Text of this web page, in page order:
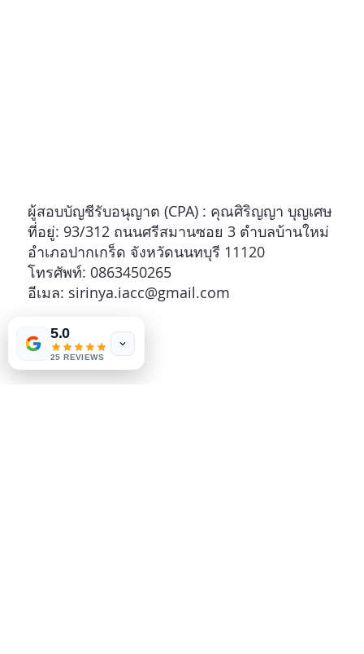
ผู้สอบบัญชีรับอนุญาต (CPA) : คุณศิริญญา บุญเศษ
ที่อยู่: 93/312 ถนนศรีสมานซอย 3 ตำบลบ้านใหม่
อำเภอปากเกร็ด จังหวัดนนทบุรี 11120
โทรศัพท์: 0863450265
อีเมล: sirinya.iacc@gmail.com
5.0
25 REVIEWS